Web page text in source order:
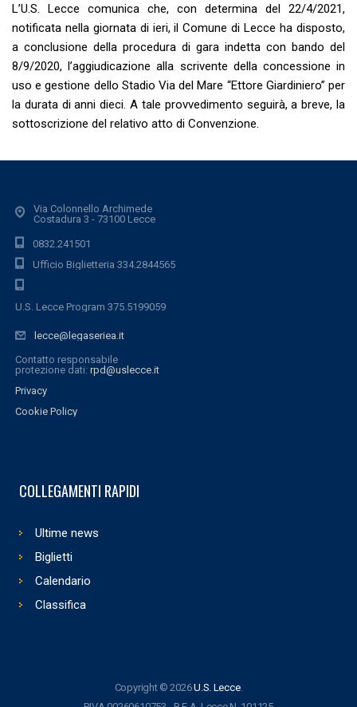
L’U.S. Lecce comunica che, con determina del 22/4/2021,
notificata nella giornata di ieri, il Comune di Lecce ha disposto,
a conclusione della procedura di gara indetta con bando del
8/9/2020, l’aggiudicazione alla scrivente della concessione in
uso e gestione dello Stadio Via del Mare “Ettore Giardiniero” per
la durata di anni dieci. A tale provvedimento seguirà, a breve, la
sottoscrizione del relativo atto di Convenzione.
Via Colonnello Archimede
Costadura 3 - 73100 Lecce
0832.241501
Ufficio Biglietteria 334.2844565
U.S. Lecce Program 375.5199059
lecce@legaseriea.it
Contatto responsabile
protezione dati: rpd@uslecce.it
Privacy
Cookie Policy
COLLEGAMENTI RAPIDI
Ultime news
Biglietti
Calendario
Classifica
Copyright © 2026U.S. Lecce.